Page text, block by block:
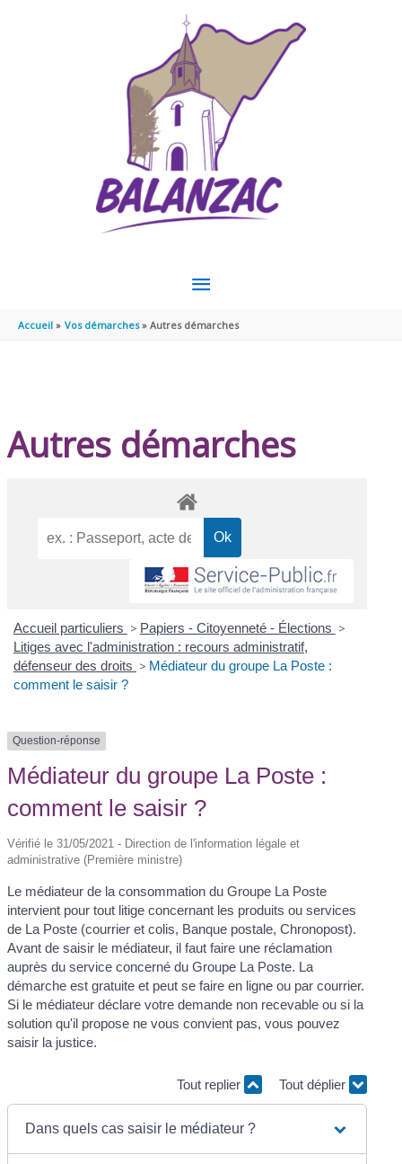
MENU
PRINCIPAL
Accueil Vos démarches Autres démarches
Autres démarches
Accueil particuliers > Papiers - Citoyenneté - Élections >
Litiges avec l'administration : recours administratif,
défenseur des droits > Médiateur du groupe La Poste :
comment le saisir ?
Question-réponse
Médiateur du groupe La Poste :
comment le saisir ?
Vérifié le 31/05/2021 - Direction de l'information légale et
administrative (Première ministre)
Le médiateur de la consommation du Groupe La Poste
intervient pour tout litige concernant les produits ou services
de La Poste (courrier et colis, Banque postale, Chronopost).
Avant de saisir le médiateur, il faut faire une réclamation
auprès du service concerné du Groupe La Poste. La
démarche est gratuite et peut se faire en ligne ou par courrier.
Si le médiateur déclare votre demande non recevable ou si la
solution qu'il propose ne vous convient pas, vous pouvez
saisir la justice.
Tout replier Tout déplier
Dans quels cas saisir le médiateur ?